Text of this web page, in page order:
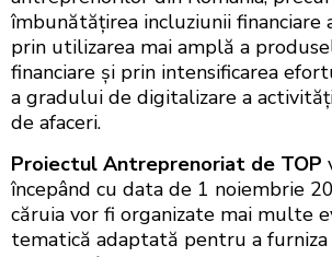
îmbunătățirea incluziunii financiare
prin utilizarea mai amplă a
financiare și prin intensificarea
a gradului de digitalizare a
de afaceri.
Proiectul Antreprenoriat de TOP
începând cu data de 1 noiembrie
căruia vor fi organizate mai multe
tematică adaptată pentru a